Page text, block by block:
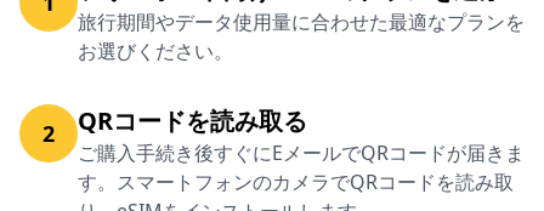
旅行期間やデータ使用量に合わせた最適なプランを
お選びください。
2 QRコードを読み取る
ご購入手続き後すぐにEメールでQRコードが届きま
す。スマートフォンのカメラでQRコードを読み取